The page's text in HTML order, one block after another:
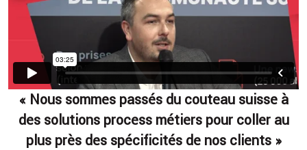
« Nous sommes passés du couteau suisse à
des solutions process métiers pour coller au
plus près des spécificités de nos clients »